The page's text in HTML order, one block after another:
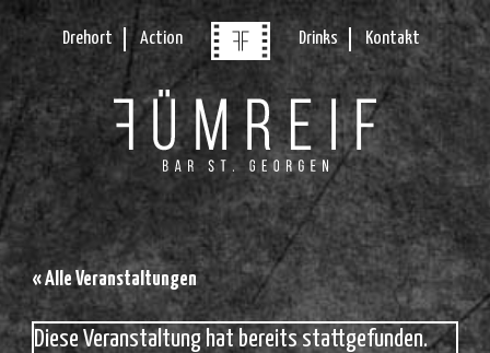
Drehort Action Drinks Kontakt
« Alle Veranstaltungen
Diese Veranstaltung hat bereits stattgefunden.